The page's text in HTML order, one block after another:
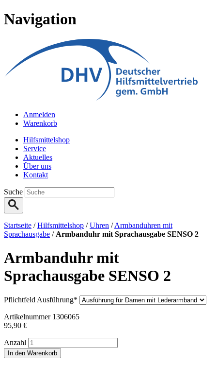
Navigation
Anmelden
Warenkorb
Hilfsmittelshop
Service
Aktuelles
Über uns
Kontakt
Suche
Startseite /Hilfsmittelshop /Uhren /Armbanduhren mit
Sprachausgabe / Armbanduhr mit Sprachausgabe SENSO 2
Armbanduhr mit
Sprachausgabe SENSO 2
Pflichtfeld Ausführung*
Artikelnummer 1306065
95,90 €
Anzahl
In den Warenkorb